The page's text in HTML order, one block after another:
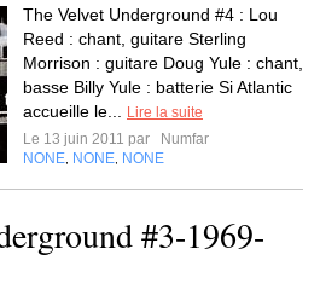
The Velvet Underground #4 : Lou
Reed : chant, guitare Sterling
Morrison : guitare Doug Yule : chant,
basse Billy Yule : batterie Si Atlantic
accueille le...
Lire la suite
Le 13 juin 2011 par
Numfar
NONE NONE NONE
#3-1969-